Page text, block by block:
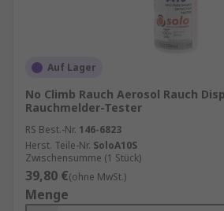
Auf Lager
No Climb Rauch Aerosol Rauch
Rauchmelder-Tester
RS Best.-Nr. 146-6823
Herst. Teile-Nr. SoloA10S
Zwischensumme (1 Stück)
39,80 €(ohne MwSt.)
Menge